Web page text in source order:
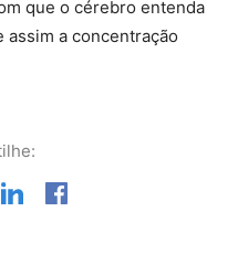
que o cérebro entenda
assim a concentração